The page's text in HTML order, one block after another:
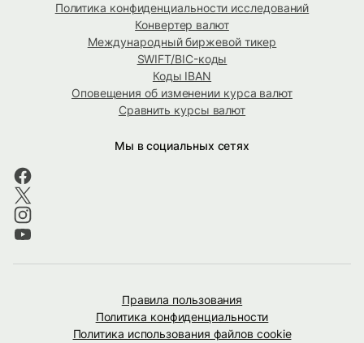
Политика конфиденциальности исследований
Конвертер валют
Международный биржевой тикер
SWIFT/BIC-коды
Коды IBAN
Оповещения об изменении курса валют
Сравнить курсы валют
Мы в социальных сетях
Правила пользования
Политика конфиденциальности
Политика использования файлов cookie